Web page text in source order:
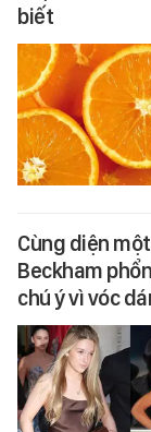
biết
Cùng diện
Beckham
chú ý vì vóc